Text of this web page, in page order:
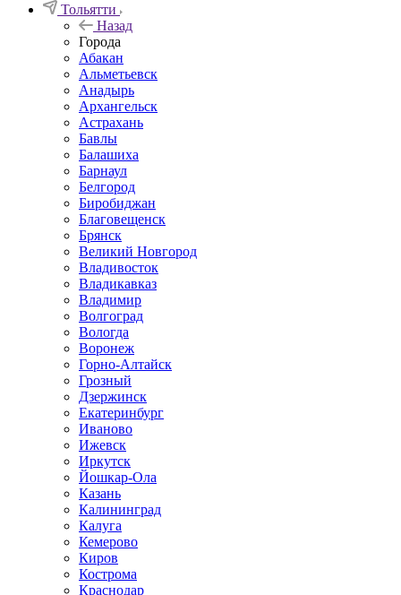
Тольятти
Назад
Города
Абакан
Альметьевск
Анадырь
Архангельск
Астрахань
Бавлы
Балашиха
Барнаул
Белгород
Биробиджан
Благовещенск
Брянск
Великий Новгород
Владивосток
Владикавказ
Владимир
Волгоград
Вологда
Воронеж
Горно-Алтайск
Грозный
Дзержинск
Екатеринбург
Иваново
Ижевск
Иркутск
Йошкар-Ола
Казань
Калининград
Калуга
Кемерово
Киров
Кострома
Краснодар